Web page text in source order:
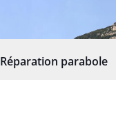
Réparation parabole